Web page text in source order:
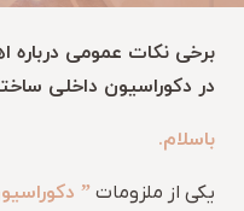
برخی نکات عمومی
در دکوراسیون داخلی
باسلام.
یکی از ملزومات ”